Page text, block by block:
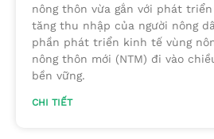
nông thôn vừa gắn với phát
tăng thu nhập của người nông
phần phát triển kinh tế vùng
nông thôn mới (NTM) đi vào
bền vững.
CHI TIẾT